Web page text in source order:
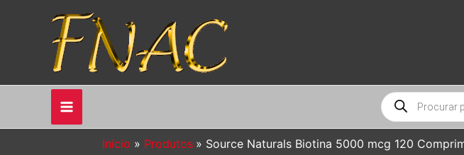
Pesquisar
produtos
Início Produtos Source Naturals Biotina 5000 mcg 120